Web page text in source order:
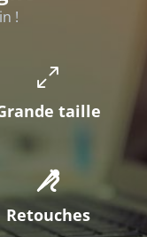
!
taille
Retouches